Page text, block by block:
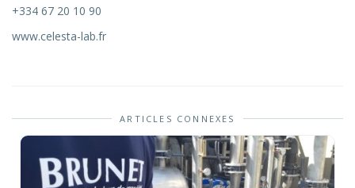
+334 67 20 10 90
www.celesta-lab.fr
ARTICLES CONNEXES